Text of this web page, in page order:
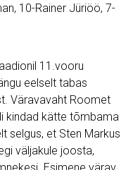
10-Rainer Jüriöö, 7-
11.vooru
eelselt tabas
Väravavaht Roomet
kindad kätte tõmbama
selgus, et Sten Markus
väljakule joosta,